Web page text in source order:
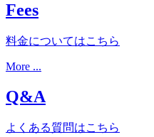
Fees
料金についてはこちら
More ...
Q&A
よくある質問はこちら